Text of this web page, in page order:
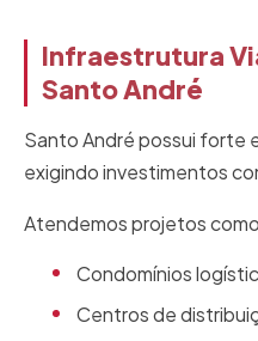
Infraestrutura
Santo André
Santo André possui forte
exigindo investimentos
Atendemos projetos
Condomínios
Centros de